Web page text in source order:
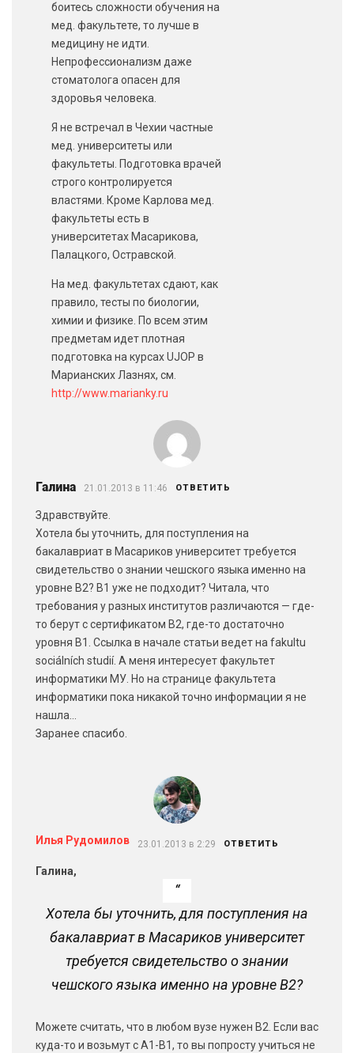
боитесь сложности обучения на
мед. факультете, то лучше в
медицину не идти.
Непрофессионализм даже
стоматолога опасен для
здоровья человека.
Я не встречал в Чехии частные
мед. университеты или
факультеты. Подготовка врачей
строго контролируется
властями. Кроме Карлова мед.
факультеты есть в
университетах Масарикова,
Палацкого, Остравской.
На мед. факультетах сдают, как
правило, тесты по биологии,
химии и физике. По всем этим
предметам идет плотная
подготовка на курсах UJOP в
Марианских Лазнях, см.
http://www.marianky.ru
Галина 21.01.2013 в 11:46 ОТВЕТИТЬ
Здравствуйте.
Хотела бы уточнить, для поступления на
бакалавриат в Масариков университет требуется
свидетельство о знании чешского языка именно на
уровне В2? В1 уже не подходит? Читала, что
требования у разных институтов различаются — где-
то берут с сертификатом В2, где-то достаточно
уровня В1. Ссылка в начале статьи ведет на fakultu
sociálních studií. А меня интересует факультет
информатики МУ. Но на странице факультета
информатики пока никакой точно информации я не
нашла…
Заранее спасибо.
Илья Рудомилов 23.01.2013 в 2:29 ОТВЕТИТЬ
Галина,
Хотела бы уточнить, для поступления на
бакалавриат в Масариков университет
требуется свидетельство о знании
чешского языка именно на уровне В2?
Можете считать, что в любом вузе нужен В2. Если вас
куда-то и возьмут с А1-В1, то вы попросту учиться не